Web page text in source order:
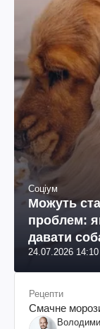
Соціум
Можуть
проблем:
давати
24.07.2026 14:10
Рецепти
Смачне